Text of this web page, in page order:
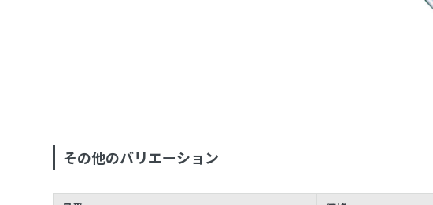
その他のバリエーション